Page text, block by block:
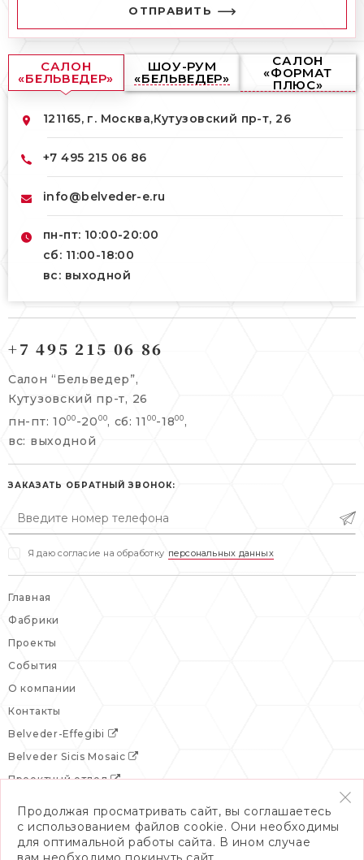
ОТПРАВИТЬ
САЛОН
«БЕЛЬВЕДЕР»
ШОУ-РУМ
«БЕЛЬВЕДЕР»
САЛОН
«ФОРМАТ
ПЛЮС»
121165, г. Москва,Кутузовский пр-т, 26
+7 495 215 06 86
info@belveder-e.ru
пн-пт: 10:00-20:00
сб: 11:00-18:00
вс: выходной
info@belveder-e.ru
пн-пт: 10:00-20:00
сб, вс: выходной
Берсеневский переулок, 3/10с7
+7 495 477 45 43
info@belveder-e.ru
пн-пт: 10:00-19:00
сб: выходной
+7 495 215 06 86
Салон “Бельведер”,
Кутузовский пр-т, 26
пн-пт: 1000 -20 00, сб: 11 00-1800 ,
вс: выходной
ЗАКАЗАТЬ ОБРАТНЫЙ ЗВОНОК:
Я даю согласие на обработку персональных данных
Главная
Фабрики
Проекты
События
О компании
Контакты
Belveder-Effegibi
Belveder Sicis Mosaic
Проектный отдел
Продолжая просматривать сайт, вы соглашаетесь
с использованием файлов cookie. Они необходимы
для оптимальной работы сайта. В ином случае